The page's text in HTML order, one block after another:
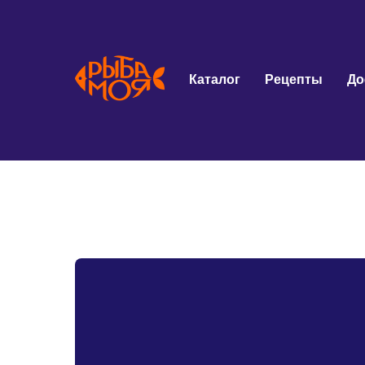
Каталог Рецепты